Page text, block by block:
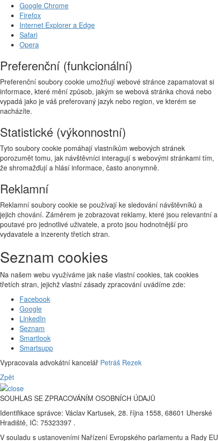
Google Chrome
Firefox
Internet Explorer a Edge
Safari
Opera
Preferenční (funkcionální)
Preferenční soubory cookie umožňují webové stránce zapamatovat si
informace, které mění způsob, jakým se webová stránka chová nebo
vypadá jako je váš preferovaný jazyk nebo region, ve kterém se
nacházíte.
Statistické (výkonnostní)
Tyto soubory cookie pomáhají vlastníkům webových stránek
porozumět tomu, jak návštěvníci interagují s webovými stránkami tím,
že shromažďují a hlásí informace, často anonymně.
Reklamní
Reklamní soubory cookie se používají ke sledování návštěvníků a
jejich chování. Záměrem je zobrazovat reklamy, které jsou relevantní a
poutavé pro jednotlivé uživatele, a proto jsou hodnotnější pro
vydavatele a inzerenty třetích stran.
Seznam cookies
Na našem webu využíváme jak naše vlastní cookies, tak cookies
třetích stran, jejichž vlastní zásady zpracování uvádíme zde:
Facebook
Google
LinkedIn
Seznam
Smartlook
Smartsupp
Vypracovala advokátní kancelář Petráš Rezek
Zpět
SOUHLAS SE ZPRACOVÁNÍM OSOBNÍCH ÚDAJŮ
Identifikace správce: Václav Kartusek, 28. října 1558, 68601 Uherské
Hradiště, IČ: 75323397 .
V souladu s ustanoveními Nařízení Evropského parlamentu a Rady EU